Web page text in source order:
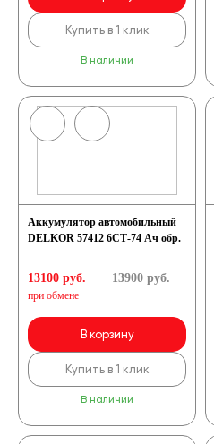
Купить в 1 клик
В наличии
Аккумулятор автомобильный
DELKOR 57412 6СТ-74 Ач обр.
13100 руб.
при обмене
13900руб.
В корзину
Купить в 1 клик
В наличии